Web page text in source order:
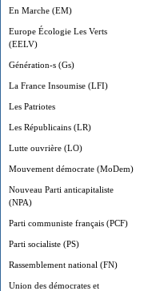
En Marche (EM)
Europe Écologie Les Verts
(EELV)
Génération-s (Gs)
La France Insoumise (LFI)
Les Patriotes
Les Républicains (LR)
Lutte ouvrière (LO)
Mouvement démocrate (MoDem)
Nouveau Parti anticapitaliste
(NPA)
Parti communiste français (PCF)
Parti socialiste (PS)
Rassemblement national (FN)
Union des démocrates et